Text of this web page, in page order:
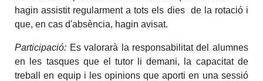
hagin assistit regularment a tots els dies de la rotació i
que, en cas d'absència, hagin avisat.
Participació: Es valorarà la responsabilitat del alumnes
en les tasques que el tutor li demani, la capacitat de
treball en equip i les opinions que aporti en una sessió